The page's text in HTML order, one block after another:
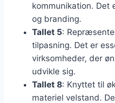
kommunikation. Det
og branding.
Tallet 5:
tilpasning. Det er
virksomheder, der
udvikle sig.
Tallet 8: Knyttet til
materiel velstand.